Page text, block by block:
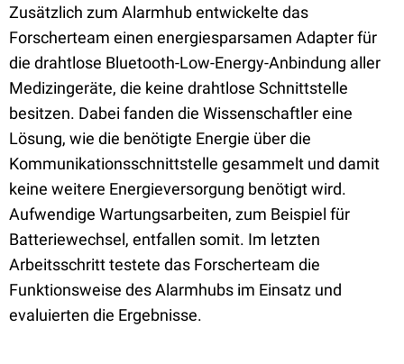
Zusätzlich zum Alarmhub entwickelte das
Forscherteam einen energiesparsamen Adapter für
die drahtlose Bluetooth-Low-Energy-Anbindung aller
Medizingeräte, die keine drahtlose Schnittstelle
besitzen. Dabei fanden die Wissenschaftler eine
Lösung, wie die benötigte Energie über die
Kommunikationsschnittstelle gesammelt und damit
keine weitere Energieversorgung benötigt wird.
Aufwendige Wartungsarbeiten, zum Beispiel für
Batteriewechsel, entfallen somit. Im letzten
Arbeitsschritt testete das Forscherteam die
Funktionsweise des Alarmhubs im Einsatz und
evaluierten die Ergebnisse.